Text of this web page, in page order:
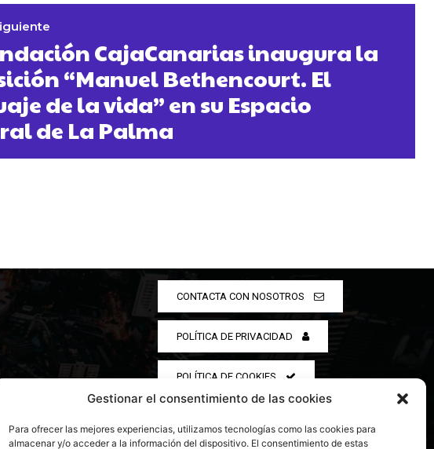
Gestionar el consentimiento de las cookies
Para ofrecer las mejores experiencias, utilizamos tecnologías como las cookies para
almacenar y/o acceder a la información del dispositivo. El consentimiento de estas
CajaCanarias inaugura la
“Manuel Bethencourt. El
de la vida” en su Espacio
de La Palma
CONTACTA CON NOSOTROS
POLÍTICA DE PRIVACIDAD
POLÍTICA DE COOKIES